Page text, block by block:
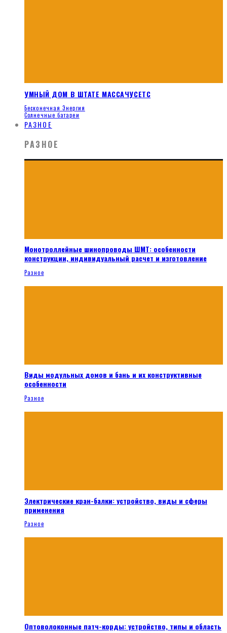
УМНЫЙ ДОМ В ШТАТЕ МАССАЧУСЕТС
Бесконечная Энергия
Солнечные батареи
РАЗНОЕ
РАЗНОЕ
Монотроллейные шинопроводы ШМТ: особенности
конструкции, индивидуальный расчет и изготовление
Разное
Виды модульных домов и бань и их конструктивные
особенности
Разное
Электрические кран-балки: устройство, виды и сферы
применения
Разное
Оптоволоконные патч-корды: устройство, типы и область